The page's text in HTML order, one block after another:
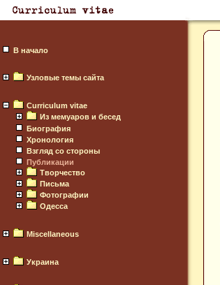
В начало
Узловые темы сайта
Curriculum vitae
Из мемуаров и бесед
Биография
Хронология
Взгляд со стороны
Публикации
Творчество
Письма
Фотографии
Одесса
Miscellaneous
Украина